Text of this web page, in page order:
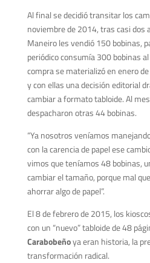
Al final se decidió transitar los
noviembre de 2014, tras casi dos
Maneiro les vendió 150 bobinas,
periódico consumía 300 bobinas
compra se materializó en enero
y con ellas una decisión editorial
cambiar a formato tabloide. Al
despacharon otras 44 bobinas.
“Ya nosotros veníamos
con la carencia de papel ese
vimos que teníamos 48 bobinas,
cambiar el tamaño, porque mal
ahorrar algo de papel”.
El 8 de febrero de 2015, los
con un “nuevo” tabloide de 48
Carabobeñoya eran historia, la
transformación radical.